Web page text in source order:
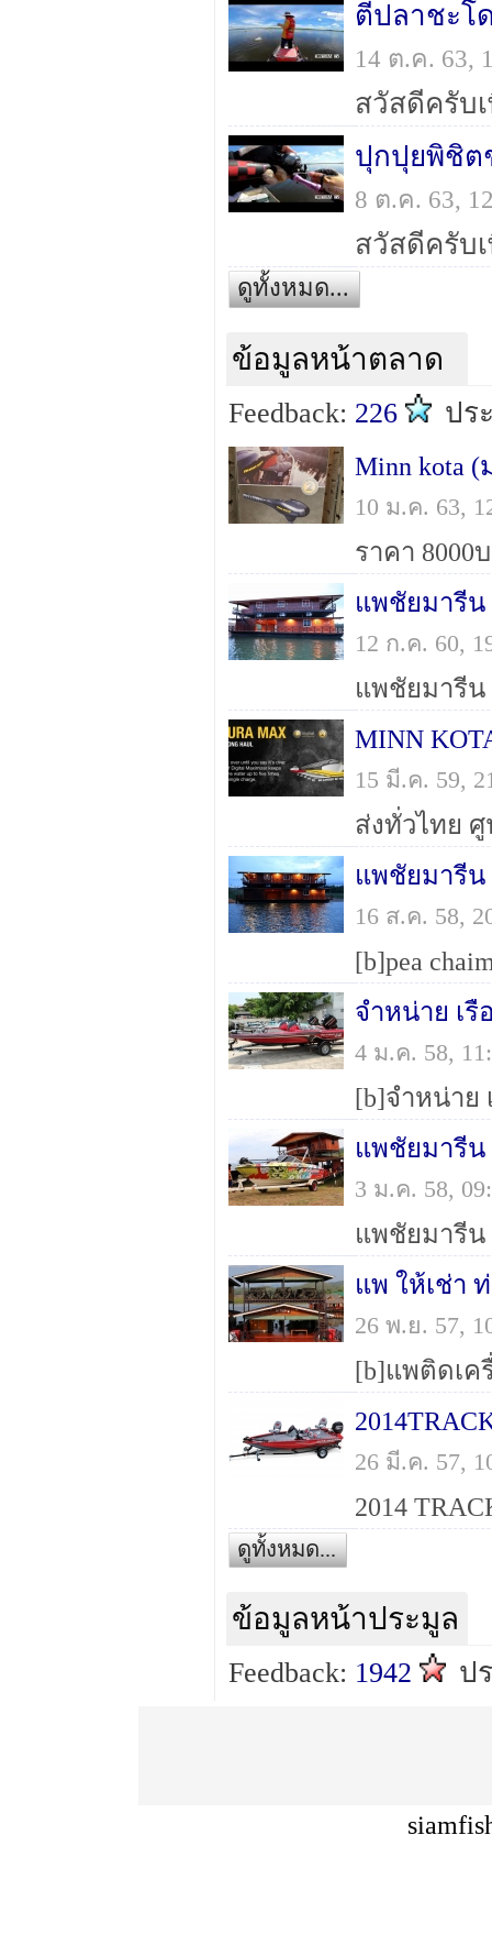
ตีปลาชะโ
14 ต.ค. 63,
ปุกปุยพิชิต
8 ต.ค. 63,
ดูทั้งหมด...
ข้อมูลหน้าตลาด
Feedback: 226 ปร
Minn kota (
10 ม.ค. 63,
แพชัยมารีน
12 ก.ค. 60,
MINN
15 มี.ค. 59,
แพชัยมารี
16 ส.ค. 58,
4 ม.ค. 58,
3 ม.ค. 58,
26 พ.ย. 57,
26 มี.ค. 57,
ดูทั้งหมด...
ข้อมูลหน้าประมูล
Feedback: 1942 ป